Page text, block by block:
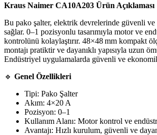
Kraus Naimer CA10A203 Ürün Açıklaması
Bu pako şalter, elektrik devrelerinde güvenli ve
sağlar. 0–1 pozisyonlu tasarımıyla motor ve
kontrolünü kolaylaştırır. 48×48 mm kompakt
montajı pratiktir ve dayanıklı yapısıyla uzun
Endüstriyel uygulamalarda güvenli ve
🔹 Genel Özellikleri
Tipi: Pako Şalter
Akım: 4×20 A
Pozisyon: 0–1
Kullanım Alanı: Motor kontrol ve
Avantajı: Hızlı kurulum, güvenli ve